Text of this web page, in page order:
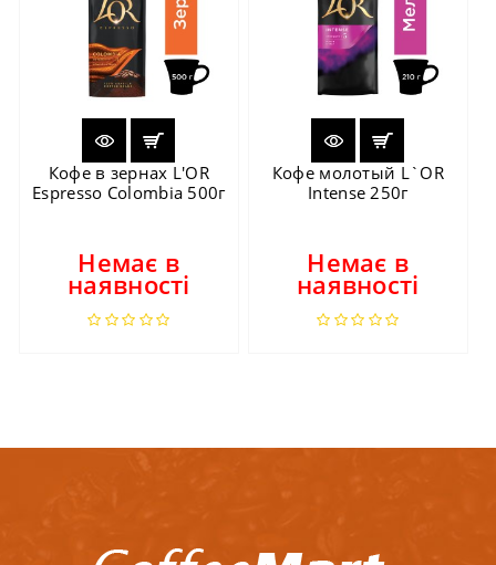
Кофе в зернах L'OR
Espresso Colombia 500г
Немає в
наявності
Кофе молотый L`OR
Intense 250г
Немає в
наявності